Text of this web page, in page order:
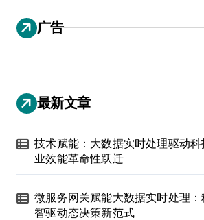
广告
最新文章
技术赋能：大数据实时处理驱动科
业效能革命性跃迁
微服务网关赋能大数据实时处理：
智驱动态决策新范式